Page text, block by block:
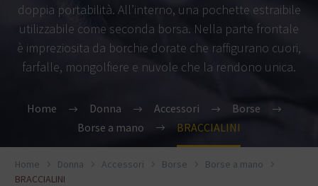
doppia portabilità. All’interno, una pochette estraibile
utilizzabile come seconda borsa. Nella parte frontale
è impreziosita da borchie dorate che raffigurano cuori,
farfalle, mongolfiere e nuvole che la rendono unica.
Home Donna Accessori
Borse
Borse a mano
BRACCIALINI
Home Donna Accessori Borse
Borse a mano
BRACCIALINI